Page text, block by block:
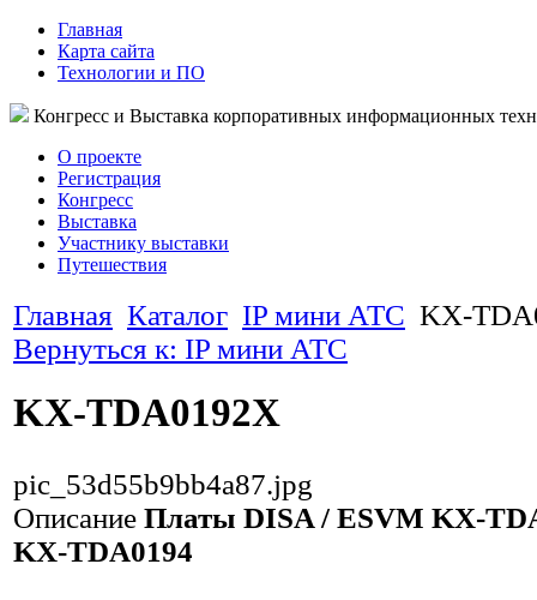
Главная
Карта сайта
Технологии и ПО
Конгресс и Выставка корпоративных информационных
О проекте
Регистрация
Конгресс
Выставка
Участнику выставки
Путешествия
Главная Каталог IP мини АТС KX-
Вернуться к: IP мини АТС
KX-TDA0192X
pic_53d55b9bb4a87.jpg
Описание Платы DISA / ESVM KX-
KX-TDA0194